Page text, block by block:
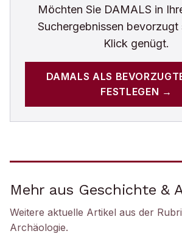
Möchten Sie DAMALS in
Suchergebnissen bevorzugt
Klick genügt.
DAMALS ALS
FESTLEGEN →
Mehr aus Geschichte &
Weitere aktuelle Artikel aus der
Archäologie.